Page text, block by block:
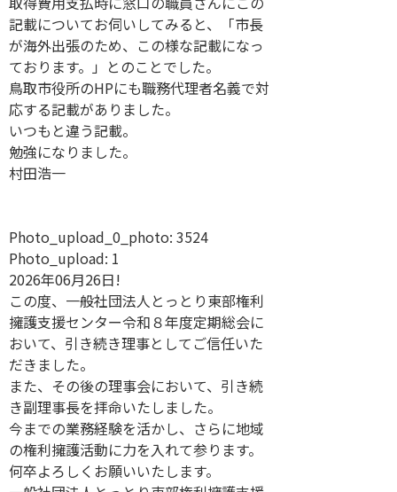
記載についてお伺いしてみると、「市長
が海外出張のため、この様な記載になっ
ております。」とのことでした。
鳥取市役所のHPにも職務代理者名義で対
応する記載がありました。
いつもと違う記載。
勉強になりました。
村田浩一
Photo_upload_0_photo: 3524
Photo_upload: 1
2026年06月26日!
この度、一般社団法人とっとり東部権利
擁護支援センター令和８年度定期総会に
おいて、引き続き理事としてご信任いた
だきました。
また、その後の理事会において、引き続
き副理事長を拝命いたしました。
今までの業務経験を活かし、さらに地域
の権利擁護活動に力を入れて参ります。
何卒よろしくお願いいたします。